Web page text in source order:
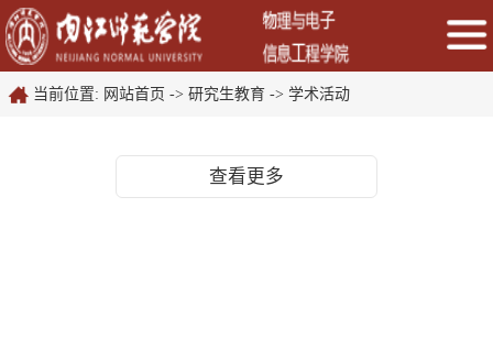
当前位置: 网站首页 -> 研究生教育 -> 学术活动
查看更多